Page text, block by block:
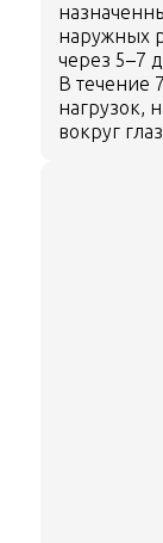
наружных
через 5–7
В течение
нагрузок,
вокруг